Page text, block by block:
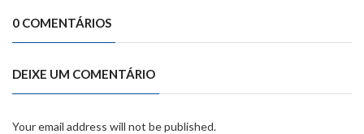
0 COMENTÁRIOS
DEIXE UM COMENTÁRIO
Your email address will not be published.